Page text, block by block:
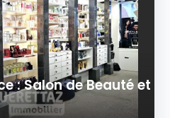
: Salon de Beauté et